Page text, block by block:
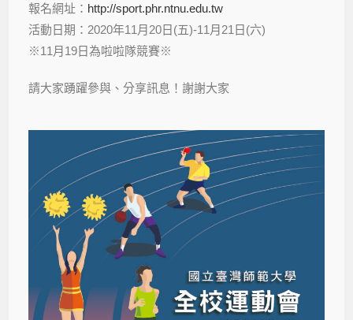
報名網址： http://sport.phr.ntnu.edu.tw
活動日期：2020年11月20日(五)-11月21日(六)
※11月19日為啦啦隊競賽※
請大家踴躍參與、分享訊息！謝謝大家